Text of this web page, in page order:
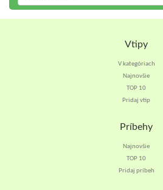
Vtipy
V kategóriach
Najnovšie
TOP 10
Pridaj vtip
Príbehy
Najnovšie
TOP 10
Pridaj príbeh